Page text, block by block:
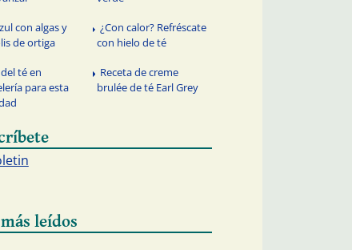
con algas y
de ortiga
¿Con calor? Refréscate
con hielo de té
té en
para esta
Receta de creme
brulée de té Earl Grey
leídos